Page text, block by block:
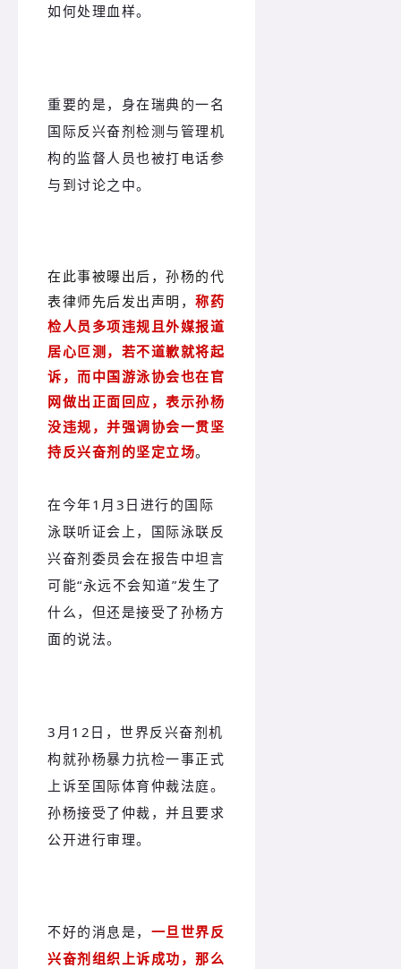
如何处理血样。
重要的是，身在瑞典的一名
国际反兴奋剂检测与管理机
构的监督人员也被打电话参
与到讨论之中。
在此事被曝出后，孙杨的代
表律师先后发出声明， 称药
检人员多项违规且外媒报道
居心叵测，若不道歉就将起
诉，而中国游泳协会也在官
网做出正面回应，表示孙杨
没违规，并强调协会一贯坚
持反兴奋剂的坚定立场。
在今年1月3日进行的国际
泳联听证会上，国际泳联反
兴奋剂委员会在报告中坦言
可能“永远不会知道”发生了
什么，但还是接受了孙杨方
面的说法。
3月12日，世界反兴奋剂机
构就孙杨暴力抗检一事正式
上诉至国际体育仲裁法庭。
孙杨接受了仲裁，并且要求
公开进行审理。
不好的消息是， 一旦世界反
兴奋剂组织上诉成功，那么